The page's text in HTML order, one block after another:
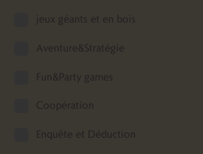
jeux géants et en bois
Aventure&Stratégie
Fun&Party games
Coopération
Enquête et Déduction